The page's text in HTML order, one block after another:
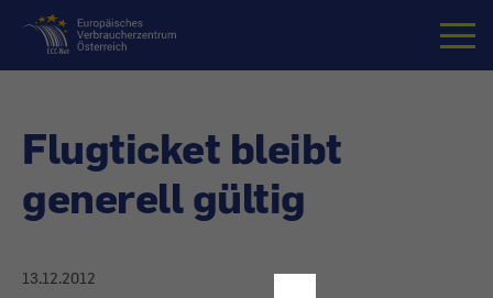
Startseite
Flugticket bleibt
generell gültig
13.12.2012